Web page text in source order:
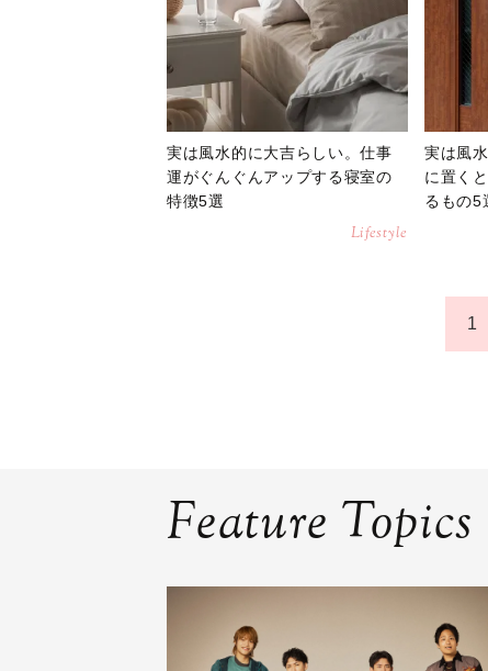
実は風水的に大吉らしい。仕事
運がぐんぐんアップする寝室の
特徴5選
Lifestyle
実は風
に置く
るもの5
1
Feature Topics